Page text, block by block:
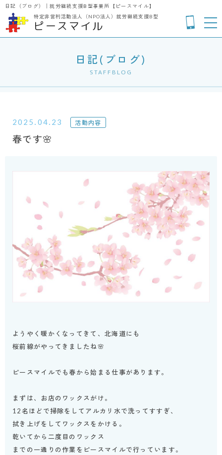
日記（ブログ）│就労継続支援B型事業所【ピースマイル】
特定非営利活動法人（NPO法人） 就労継続支援B型
ピースマイル
日記(ブログ)
STAFFBLOG
2025.04.23 活動内容
春です🌸
ようやく暖かくなってきて、北海道にも
桜前線がやってきましたね🌸
ピースマイルでも春から始まる仕事があります。
まずは、お店のワックスがけ。
12名ほどで掃除をしてアルカリ水で洗ってすすぎ、
拭き上げをしてワックスをかける。
乾いてから二度目のワックス
までの一通りの作業をピースマイルで行っています。